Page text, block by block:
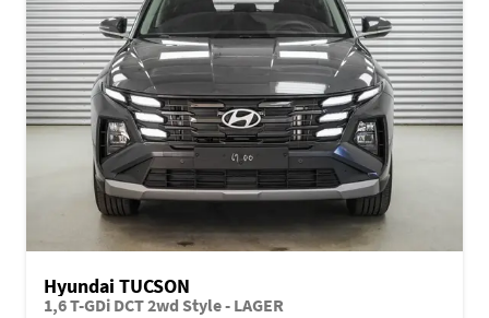
Hyundai TUCSON
1,6 T-GDi DCT 2wd Style - LAGER